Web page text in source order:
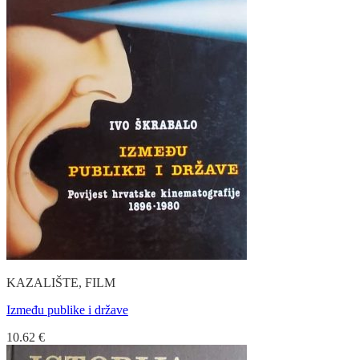
KAZALIŠTE, FILM
Između publike i države
10.62 €